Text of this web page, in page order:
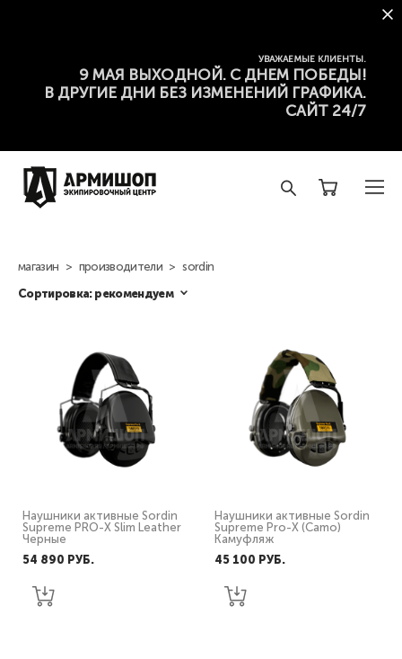
УВАЖАЕМЫЕ КЛИЕНТЫ.
9 МАЯ ВЫХОДНОЙ. С ДНЕМ ПОБЕДЫ!
В ДРУГИЕ ДНИ БЕЗ ИЗМЕНЕНИЙ ГРАФИКА.
САЙТ 24/7
магазин > производители > sordin
Сортировка: рекомендуем
Наушники активные Sordin
Supreme PRO-X Slim Leather
Черные
54 890 PУБ.
Наушники активные Sordin
Supreme Pro-X (Camo)
Камуфляж
45 100 PУБ.